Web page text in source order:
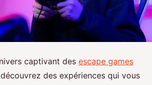
captivant des escape games
des expériences qui vous